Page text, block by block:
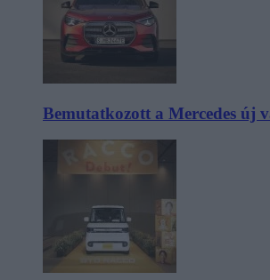
Bemutatkozott a Mercedes új